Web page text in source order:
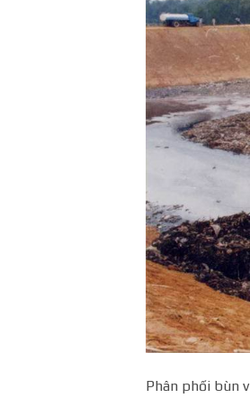
Phân phối bùn